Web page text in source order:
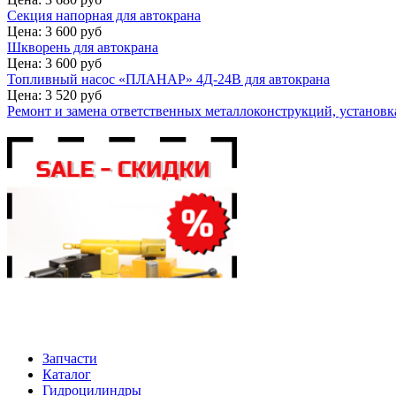
Секция напорная для автокрана
Цена: 3 600 руб
Шкворень для автокрана
Цена: 3 600 руб
Топливный насос «ПЛАНАР» 4Д-24В для автокрана
Цена: 3 520 руб
Ремонт и замена ответственных металлоконструкций,
Запчасти
Каталог
Гидроцилиндры